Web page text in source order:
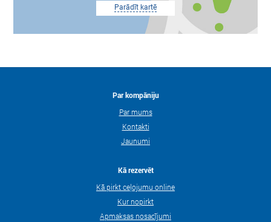
Parādīt kartē
Par kompāniju
Par mums
Kontakti
Jaunumi
Kā rezervēt
Kā pirkt ceļojumu online
Kur nopirkt
Apmaksas nosacījumi